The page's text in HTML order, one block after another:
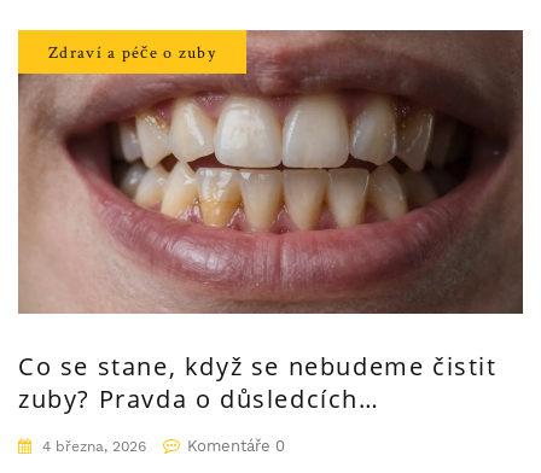
Zdraví a péče o zuby
Co se stane, když se nebudeme čistit
zuby? Pravda o důsledcích
zanedbávání ústní hygieny
4 března, 2026 Komentáře 0